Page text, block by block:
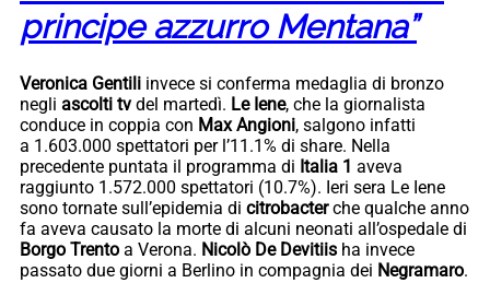
principe azzurro Mentana”
Veronica Gentili invece si conferma medaglia di bronzo
negli ascolti tv del martedì. Le Iene, che la giornalista
conduce in coppia con Max Angioni, salgono infatti
a 1.603.000 spettatori per l’11.1% di share. Nella
precedente puntata il programma di Italia 1 aveva
raggiunto 1.572.000 spettatori (10.7%). Ieri sera Le Iene
sono tornate sull’epidemia di citrobacterche qualche anno
fa aveva causato la morte di alcuni neonati all’ospedale di
Borgo Trento a Verona. Nicolò De Devitiis ha invece
passato due giorni a Berlino in compagnia dei Negramaro.